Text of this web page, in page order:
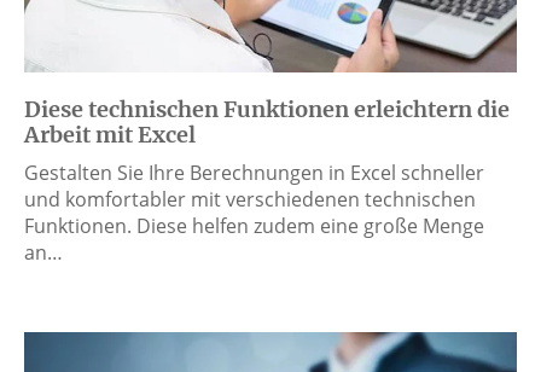
Diese technischen Funktionen erleichtern die
Arbeit mit Excel
Gestalten Sie Ihre Berechnungen in Excel schneller
und komfortabler mit verschiedenen technischen
Funktionen. Diese helfen zudem eine große Menge
an…